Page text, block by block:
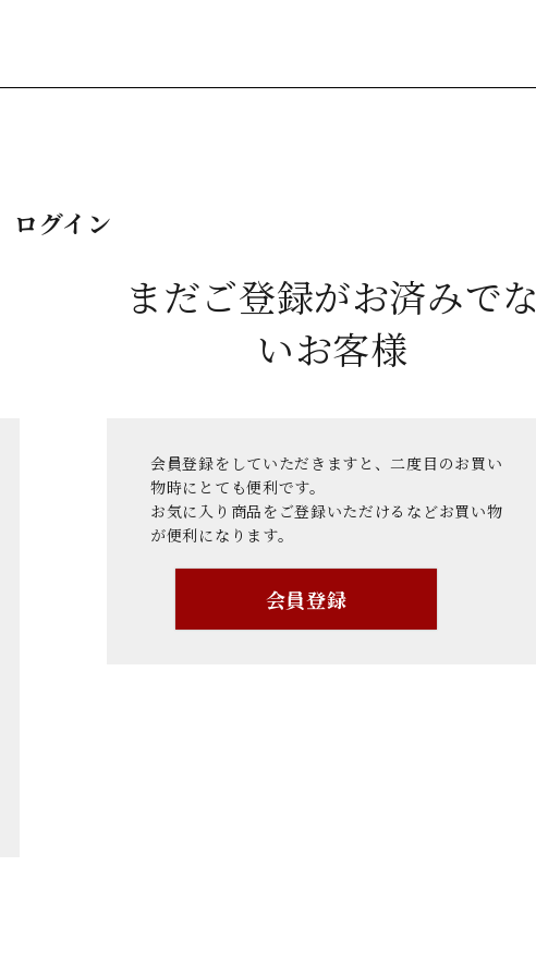
ログイン
まだご登録がお済みでな
いお客様
会員登録をしていただきますと、二度目のお買い
物時にとても便利です。
お気に入り商品をご登録いただけるなどお買い物
が便利になります。
会員登録